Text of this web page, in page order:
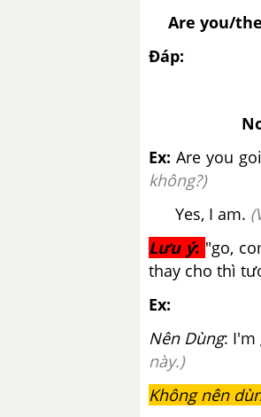
Are you/
Đáp:
Ex: Are you
không?)
Yes, I am. (
Lưu ý: "go,
thay cho thì
Ex:
Nên Dùng: I'm
này.)
Không nên